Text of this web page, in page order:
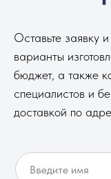
Оставьте заявку
варианты
бюджет, а также
специалистов и
доставкой по